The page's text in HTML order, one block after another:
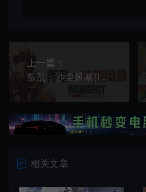
上一篇：
叛乱：沙尘风暴(Insurgency Sandstorm)硬核第一人称射击游戏
相关文章